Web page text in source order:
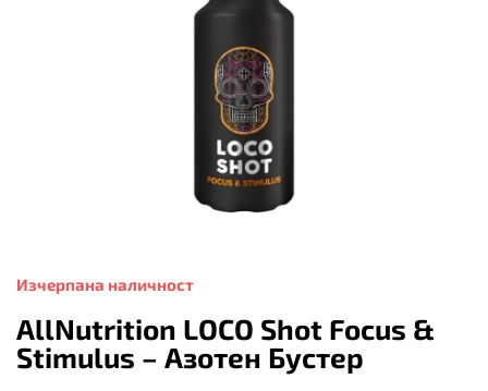
Изчерпана наличност
AllNutrition LOCO Shot Focus &
Stimulus – Азотен Бустер